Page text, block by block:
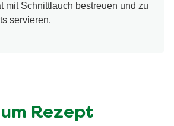
mit Schnittlauch bestreuen und zu
servieren.
Rezept